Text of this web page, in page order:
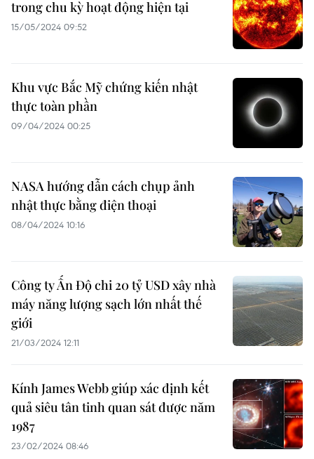
trong chu kỳ hoạt động hiện tại
15/05/2024 09:52
Khu vực Bắc Mỹ chứng kiến nhật
thực toàn phần
09/04/2024 00:25
NASA hướng dẫn cách chụp ảnh
nhật thực bằng điện thoại
08/04/2024 10:16
Công ty Ấn Độ chi 20 tỷ USD xây nhà
máy năng lượng sạch lớn nhất thế
giới
21/03/2024 12:11
Kính James Webb giúp xác định kết
quả siêu tân tinh quan sát được năm
1987
23/02/2024 08:46